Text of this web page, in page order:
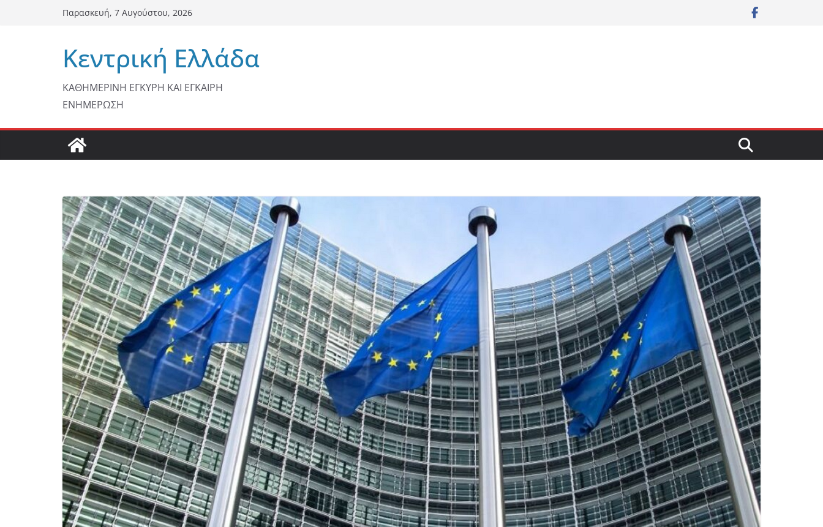
Παρασκευή, 7 Αυγούστου, 2026
Κεντρική Ελλάδα
ΚΑΘΗΜΕΡΙΝΗ ΕΓΚΥΡΗ ΚΑΙ ΕΓΚΑΙΡΗ
ΕΝΗΜΕΡΩΣΗ